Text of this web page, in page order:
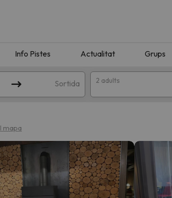
Info Pistes Actualitat Grups
Sortida 2 adults
mapa